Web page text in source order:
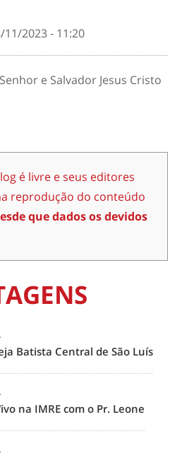
11/2023 - 11:20
e Salvador Jesus Cristo
é livre e seus editores
reprodução do conteúdo
que dados os devidos
Batista Central de São Luís
na IMRE com o Pr. Leone